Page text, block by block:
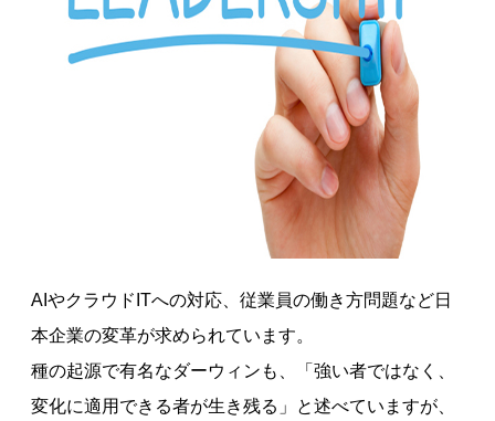
AIやクラウドITへの対応、従業員の働き方問題など日
本企業の変革が求められています。
種の起源で有名なダーウィンも、「強い者ではなく、
変化に適用できる者が生き残る」と述べていますが、